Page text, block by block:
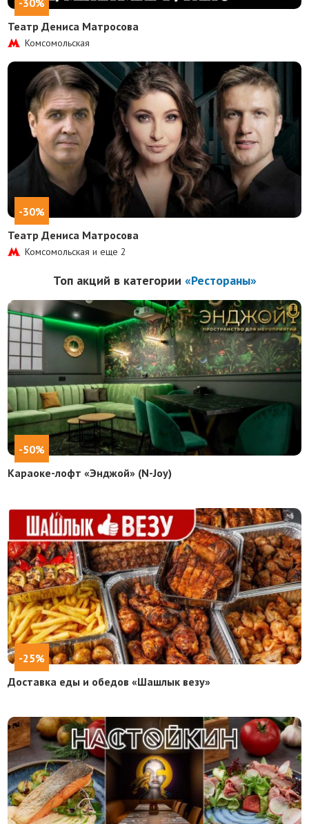
-30%
Театр Дениса Матросова
Комсомольская
-30%
Театр Дениса Матросова
Комсомольская и еще2
Топ акций в категории «Рестораны»
-50%
Караоке-лофт «Энджой» (N-Joy)
-25%
Доставка еды и обедов «Шашлык везу»